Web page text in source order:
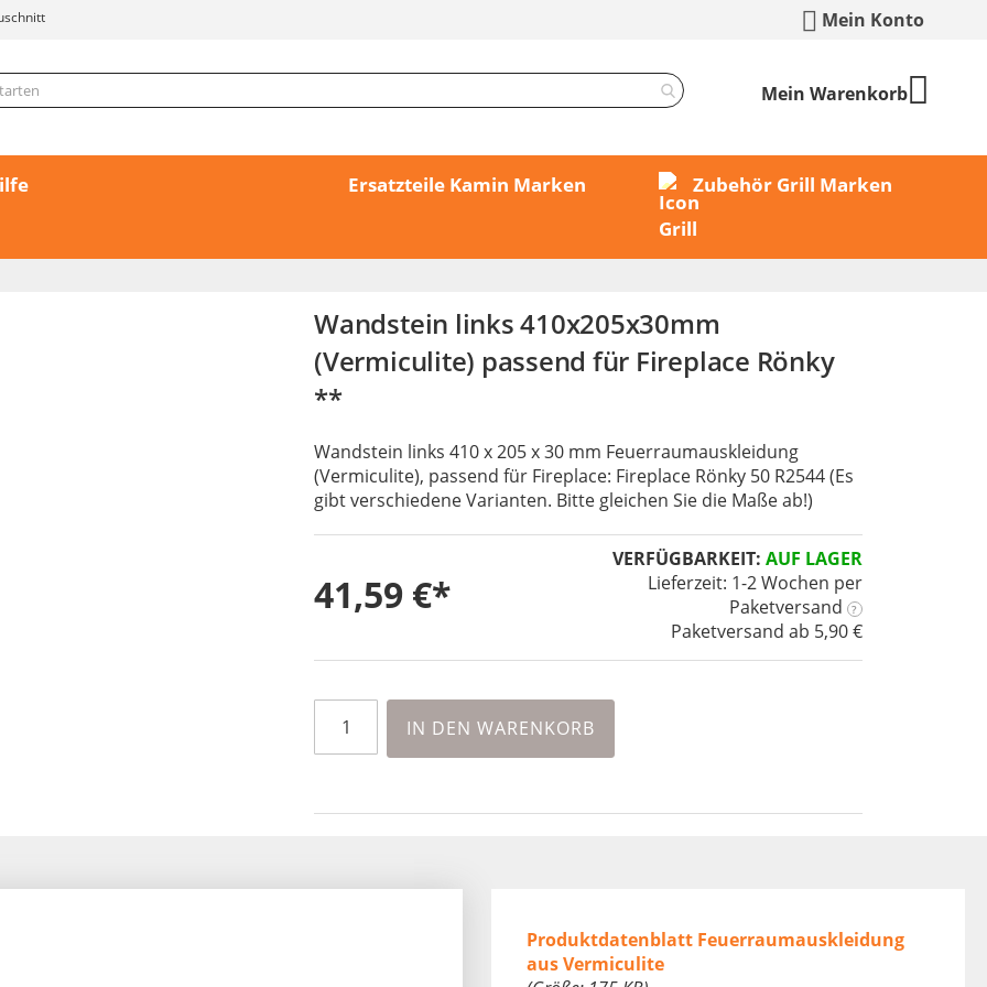
Mein Konto
Mein Warenkorb
Ersatzteile Kamin Marken Zubehör Grill Marken
Wandstein links 410x205x30mm
(Vermiculite) passend für Fireplace Rönky
**
Wandstein links 410 x 205 x 30 mm Feuerraumauskleidung
(Vermiculite), passend für Fireplace: Fireplace Rönky 50 R2544 (Es
gibt verschiedene Varianten. Bitte gleichen Sie die Maße ab!)
VERFÜGBARKEIT: AUF LAGER
Lieferzeit: 1-2 Wochen per
Paketversand
?
Paketversand ab 5,90 €
41,59 €
IN DEN WARENKORB
Produktdatenblatt Feuerraumauskleidung
aus Vermiculite